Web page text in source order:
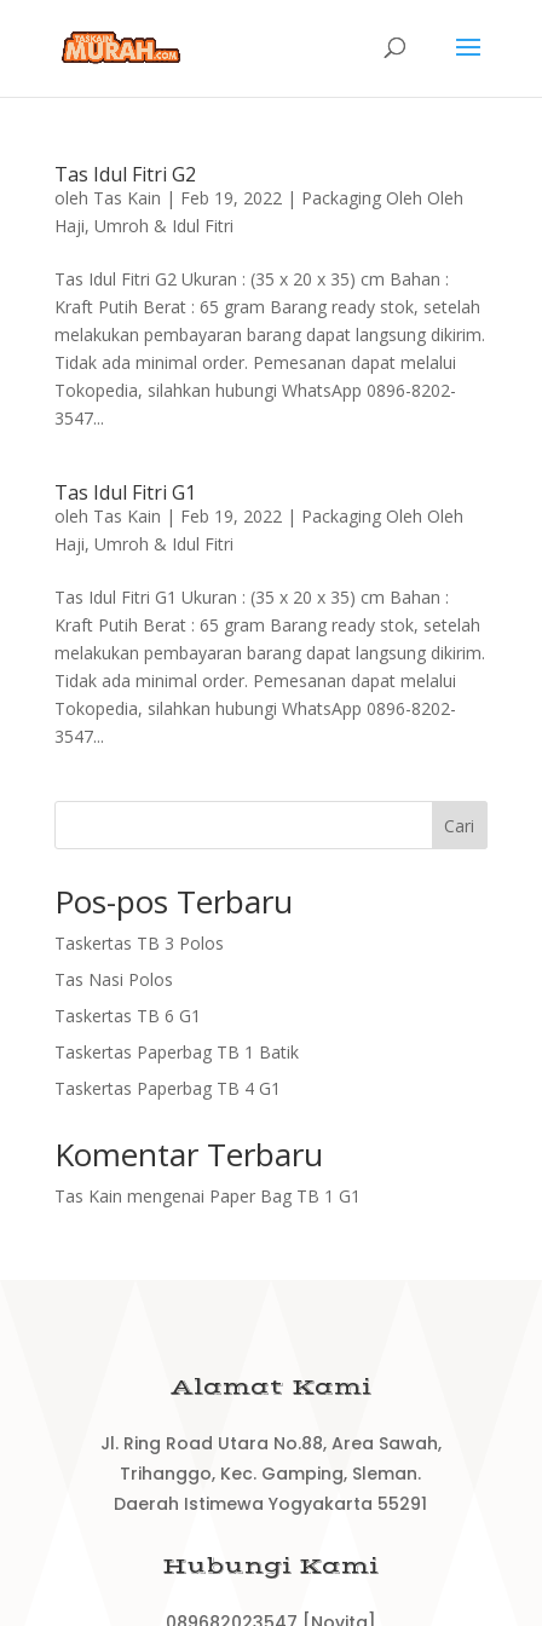
Tas Idul Fitri G2
oleh Tas Kain | Feb 19, 2022| Packaging Oleh Oleh
Haji, Umroh & Idul Fitri
Tas Idul Fitri G2 Ukuran : (35 x 20 x 35) cm Bahan :
Kraft Putih Berat : 65 gram Barang ready stok, setelah
melakukan pembayaran barang dapat langsung dikirim.
Tidak ada minimal order. Pemesanan dapat melalui
Tokopedia, silahkan hubungi WhatsApp 0896-8202-
3547...
Tas Idul Fitri G1
oleh Tas Kain | Feb 19, 2022| Packaging Oleh Oleh
Haji, Umroh & Idul Fitri
Tas Idul Fitri G1 Ukuran : (35 x 20 x 35) cm Bahan :
Kraft Putih Berat : 65 gram Barang ready stok, setelah
melakukan pembayaran barang dapat langsung dikirim.
Tidak ada minimal order. Pemesanan dapat melalui
Tokopedia, silahkan hubungi WhatsApp 0896-8202-
3547...
Cari
Pos-pos Terbaru
Taskertas TB 3 Polos
Tas Nasi Polos
Taskertas TB 6 G1
Taskertas Paperbag TB 1 Batik
Taskertas Paperbag TB 4 G1
Komentar Terbaru
Tas Kain mengenai Paper Bag TB 1 G1
Alamat Kami
Jl. Ring Road Utara No.88, Area Sawah,
Trihanggo, Kec. Gamping, Sleman.
Daerah Istimewa Yogyakarta 55291
Hubungi Kami